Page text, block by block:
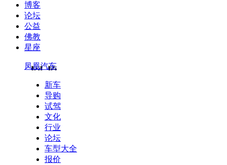
博客
论坛
公益
佛教
星座
凤凰汽车
新车
导购
试驾
文化
行业
论坛
车型大全
报价